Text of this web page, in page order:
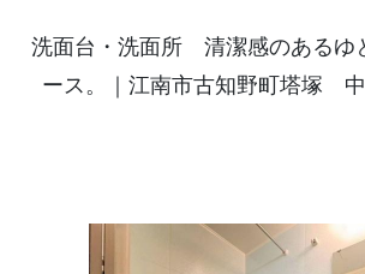
洗面台・洗面所 清潔感のあるゆ
ース。｜江南市古知野町塔塚